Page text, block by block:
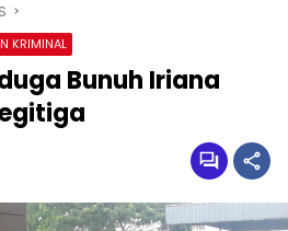
KRIMINAL
Bunuh Iriana